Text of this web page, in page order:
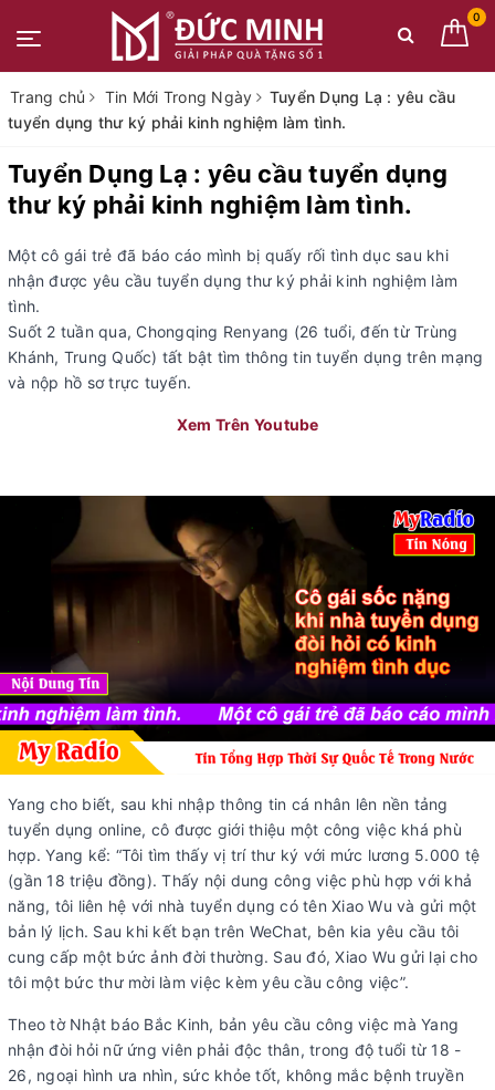
0
Trang chủ Tin Mới Trong Ngày
Tuyển Dụng Lạ : yêu cầu
tuyển dụng thư ký phải kinh nghiệm làm tình.
Tuyển Dụng Lạ : yêu cầu tuyển dụng
thư ký phải kinh nghiệm làm tình.
Một cô gái trẻ đã báo cáo mình bị quấy rối tình dục sau khi
nhận được yêu cầu tuyển dụng thư ký phải kinh nghiệm làm
tình.
Suốt 2 tuần qua, Chongqing Renyang (26 tuổi, đến từ Trùng
Khánh, Trung Quốc) tất bật tìm thông tin tuyển dụng trên mạng
và nộp hồ sơ trực tuyến.
Xem Trên Youtube
Yang cho biết, sau khi nhập thông tin cá nhân lên nền tảng
tuyển dụng online, cô được giới thiệu một công việc khá phù
hợp. Yang kể: “Tôi tìm thấy vị trí thư ký với mức lương 5.000 tệ
(gần 18 triệu đồng). Thấy nội dung công việc phù hợp với khả
năng, tôi liên hệ với nhà tuyển dụng có tên Xiao Wu và gửi một
bản lý lịch. Sau khi kết bạn trên WeChat, bên kia yêu cầu tôi
cung cấp một bức ảnh đời thường. Sau đó, Xiao Wu gửi lại cho
tôi một bức thư mời làm việc kèm yêu cầu công việc”.
Theo tờ Nhật báo Bắc Kinh, bản yêu cầu công việc mà Yang
nhận đòi hỏi nữ ứng viên phải độc thân, trong độ tuổi từ 18 -
26, ngoại hình ưa nhìn, sức khỏe tốt, không mắc bệnh truyền